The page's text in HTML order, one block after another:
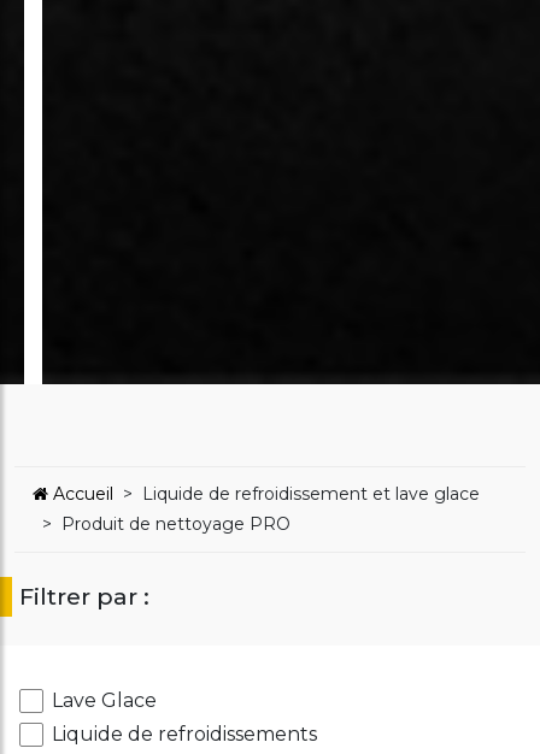
Accueil >
Liquide de refroidissement et lave glace
>
Produit de nettoyage PRO
Filtrer par :
Lave Glace
Liquide de refroidissements